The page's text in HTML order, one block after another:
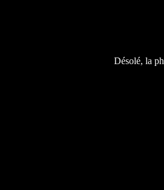
Désolé, la